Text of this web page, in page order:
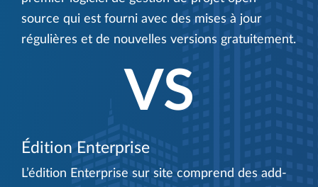
source qui est fourni avec des mises à jour
régulières et de nouvelles versions gratuitement.
VS
Édition Enterprise
L’édition Enterprise sur site comprend des add-